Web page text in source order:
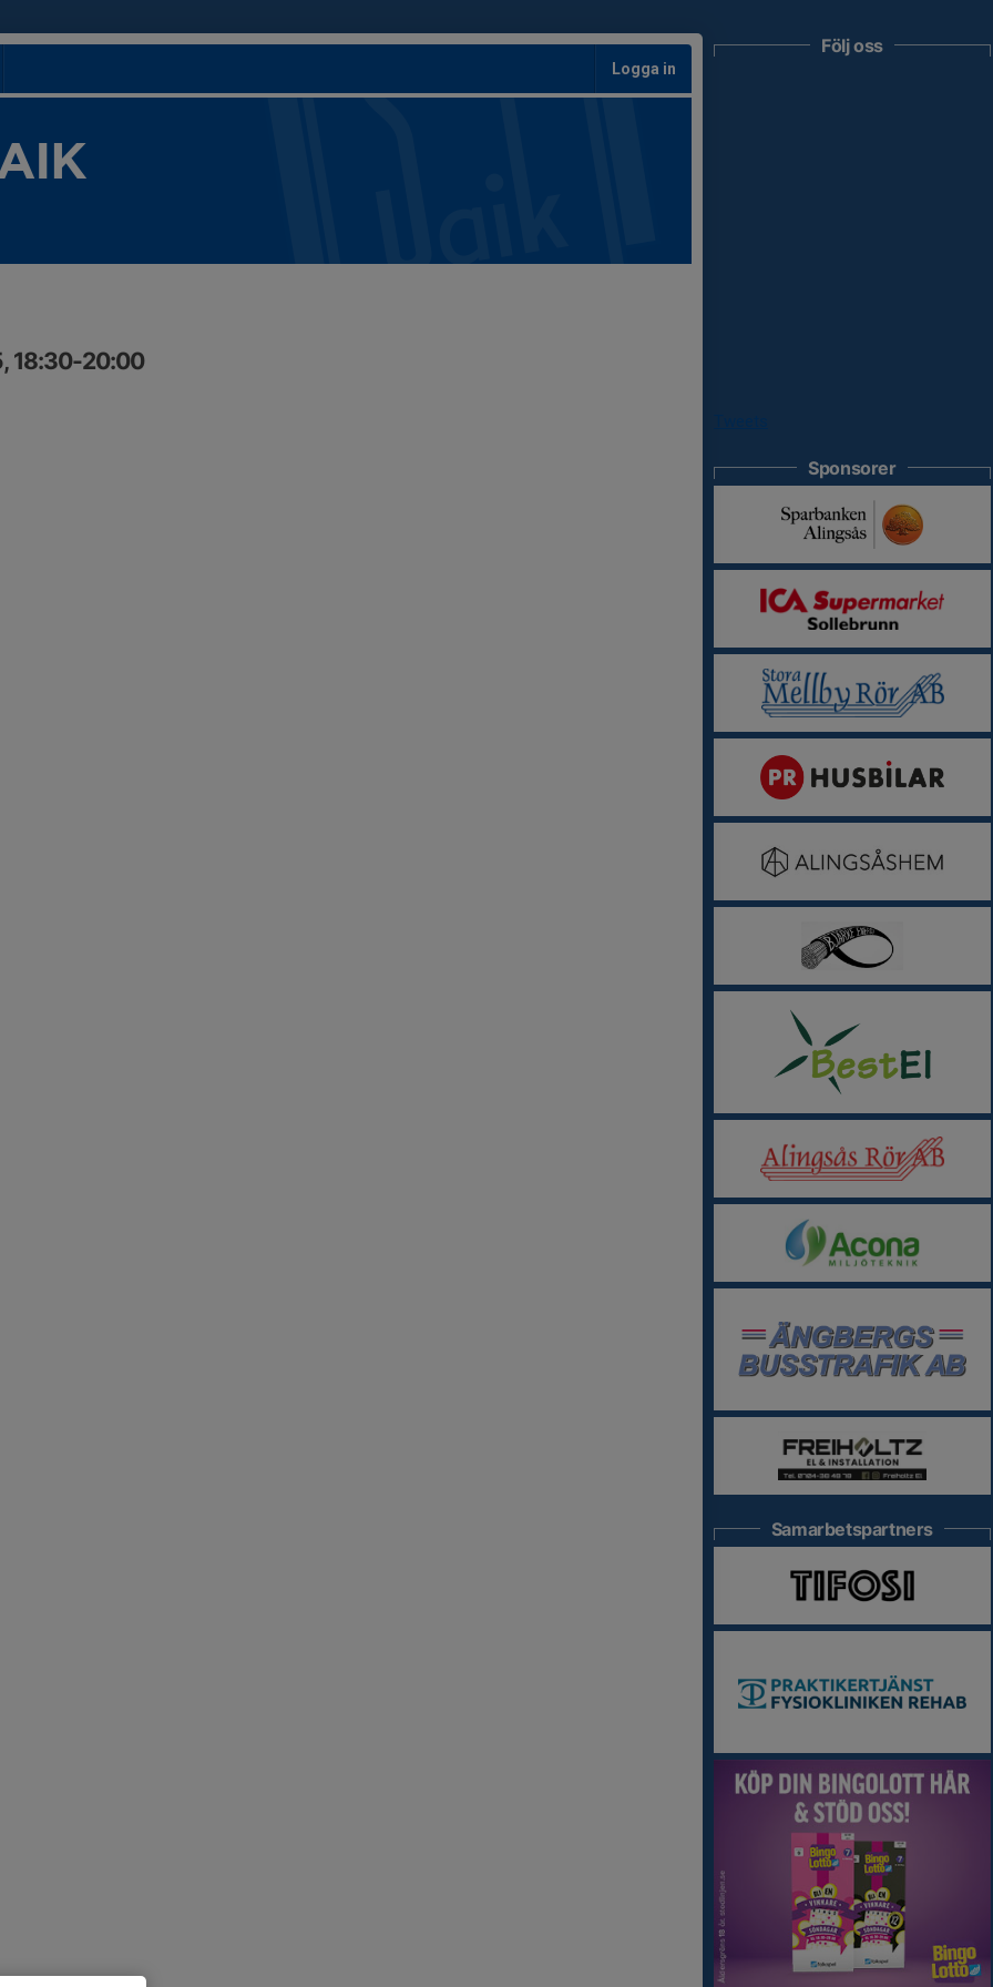
Logga in
18:30-20:00
Följ oss
Sponsorer
Samarbetspartners